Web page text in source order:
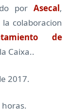
porAsecal,
la colaboracion
de
Caixa..
2017.
horas.